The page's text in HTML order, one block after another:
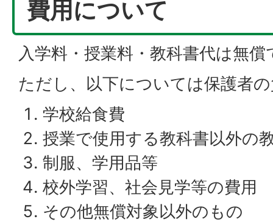
費用について
入学料・授業料・教科書代は無償
ただし、以下については保護者
学校給食費
授業で使用する教科書以外の
制服、学用品等
校外学習、社会見学等の費用
その他無償対象以外のもの